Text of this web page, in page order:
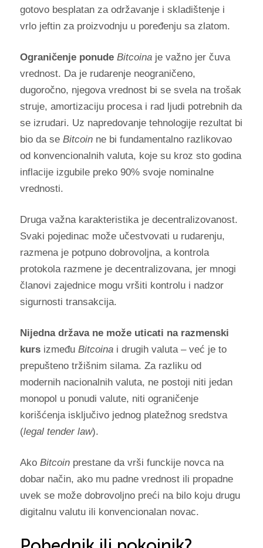
gotovo besplatan za održavanje i skladištenje i
vrlo jeftin za proizvodnju u poređenju sa zlatom.
Ograničenje ponude Bitcoina je važno jer čuva
vrednost. Da je rudarenje neograničeno,
dugoročno, njegova vrednost bi se svela na trošak
struje, amortizaciju procesa i rad ljudi potrebnih da
se izrudari. Uz napredovanje tehnologije rezultat bi
bio da se Bitcoinne bi fundamentalno razlikovao
od konvencionalnih valuta, koje su kroz sto godina
inflacije izgubile preko 90% svoje nominalne
vrednosti.
Druga važna karakteristika je decentralizovanost.
Svaki pojedinac može učestvovati u rudarenju,
razmena je potpuno dobrovoljna, a kontrola
protokola razmene je decentralizovana, jer mnogi
članovi zajednice mogu vršiti kontrolu i nadzor
sigurnosti transakcija.
Nijedna država ne može uticati na razmenski
kursizmeđu Bitcoinai drugih valuta – već je to
prepušteno tržišnim silama. Za razliku od
modernih nacionalnih valuta, ne postoji niti jedan
monopol u ponudi valute, niti ograničenje
korišćenja isključivo jednog platežnog sredstva
(legal tender law).
Ako Bitcoinprestane da vrši funckije novca na
dobar način, ako mu padne vrednost ili propadne
uvek se može dobrovoljno preći na bilo koju drugu
digitalnu valutu ili konvencionalan novac.